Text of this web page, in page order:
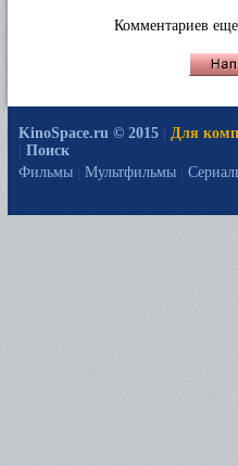
Комментариев
KinoSpace.ru © 2015 Для
Поиск
Фильмы
Мультфильмы